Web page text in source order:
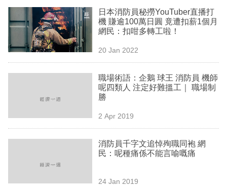
區
日本消防員秘撈YouTuber直播打
機 賺逾100萬日圓 竟遭扣薪1個月
網民：扣咁多轉工啦！
20 Jan 2022
職場術語：企鵝 球王 消防員 機師
呢四類人 注定好難搵工｜ 職場制
勝
2 Apr 2019
消防員千字文追悼殉職同袍 網
民：呢種痛係不能言喻嘅痛
24 Jan 2019